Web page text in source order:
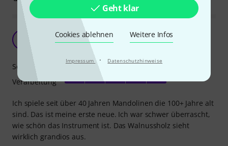
Geht klar
Cookies ablehnen Weitere Infos
Impressum · Datenschutzhinweise
Wunderschönes Instrument
Terton 01.11.2022
Ich spiele seit über 40 Jahren Mandolinen die 100+ Jahre alt
sind. Das ist meine erste neue. Ich war schwer überrascht,
wie schön das Instrument ist. Das Walnussholz sieht
wirklich grandios aus.
Sound
Verarbeitung